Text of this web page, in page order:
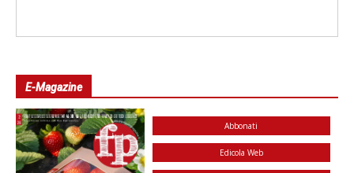
E-Magazine
Abbonati
Edicola Web